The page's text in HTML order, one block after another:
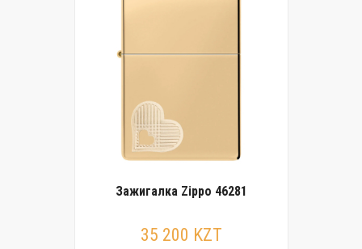
Зажигалка Zippo 46281
35 200 KZT